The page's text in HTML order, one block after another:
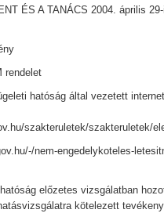
ÉS A TANÁCS 2004. április
rendelet
hatóság által vezetett
szakteruletek/szakteruletek/
nem-engedelykoteles-
előzetes vizsgálatban
kötelezett